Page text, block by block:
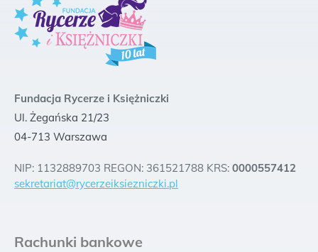
Fundacja Rycerze i Księżniczki
Ul. Żegańska 21/23
04-713 Warszawa
NIP: 1132889703 REGON: 361521788 KRS: 0000557412
sekretariat@rycerzeiksiezniczki.pl
Rachunki bankowe